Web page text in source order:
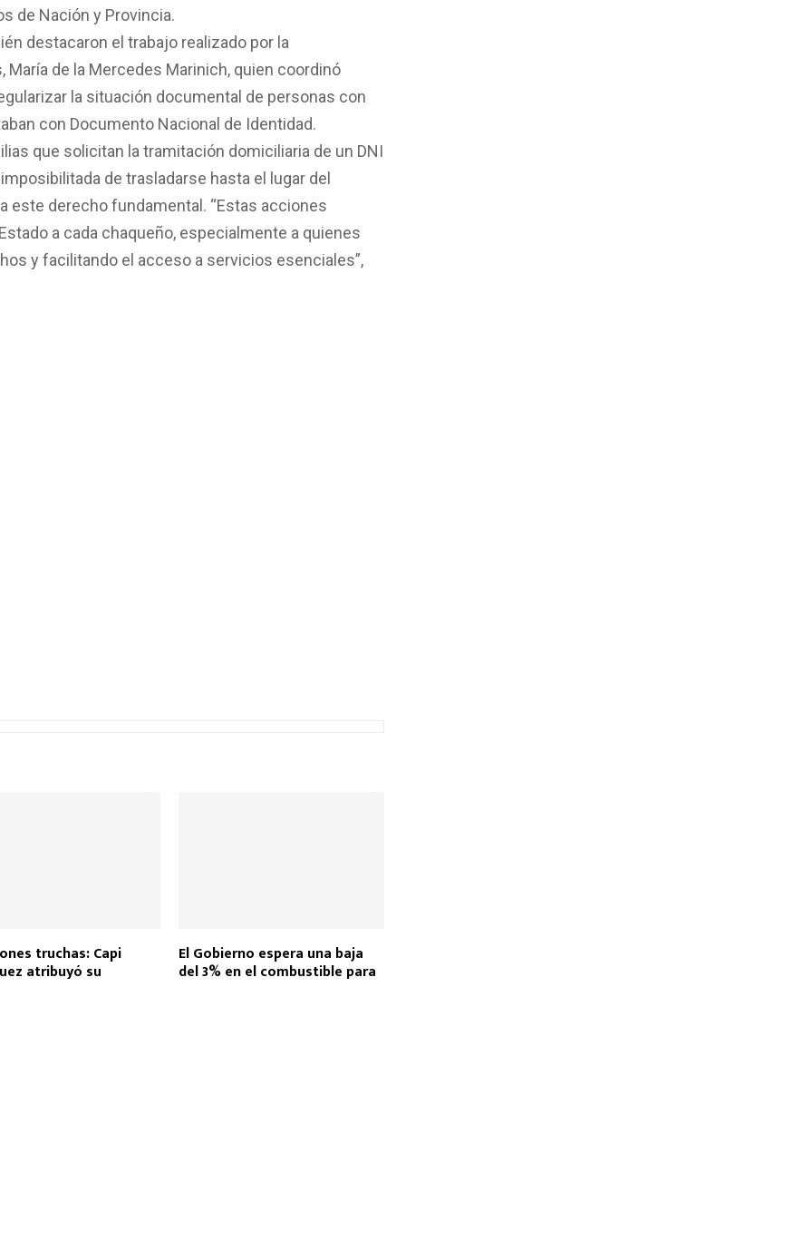
de Nación y Provincia.
destacaron el trabajo realizado por la
de la Mercedes Marinich, quien coordinó
la situación documental de personas con
con Documento Nacional de Identidad.
que solicitan la tramitación domiciliaria de un DNI
de trasladarse hasta el lugar del
este derecho fundamental. “Estas acciones
a cada chaqueño, especialmente a quienes
y facilitando el acceso a servicios esenciales”,
truchas: Capi
atribuyó su
El Gobierno espera una baja
del 3% en el combustible para